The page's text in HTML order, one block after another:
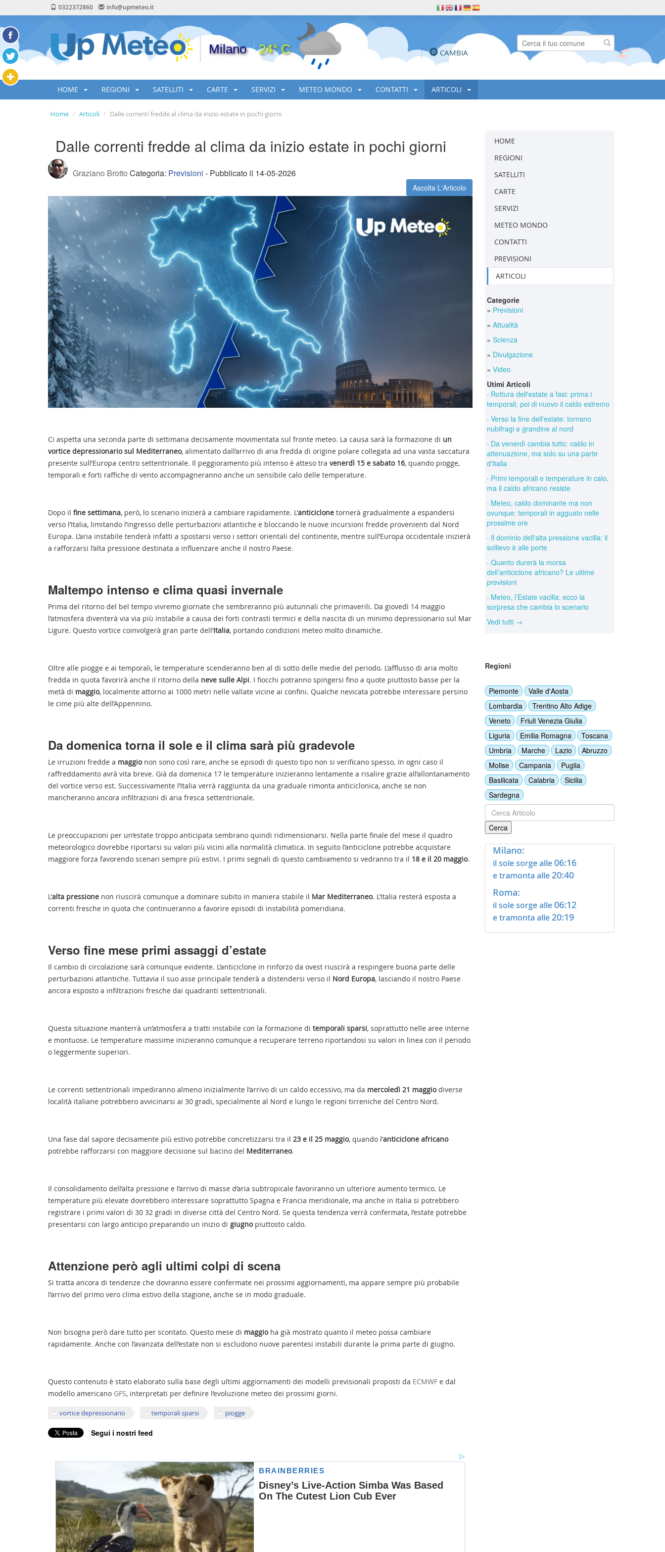
0322372860 info@upmeteo.it
Milano 24° C CAMBIA
HOME REGIONI SATELLITI CARTE SERVIZI METEO MONDO CONTATTI ARTICOLI
Home Articoli Dalle correnti fredde al clima da inizio estate in pochi giorni
HOME
REGIONI
SATELLITI
CARTE
SERVIZI
METEO MONDO
CONTATTI
PREVISIONI
ARTICOLI
Categorie
» Previsioni
» Attualità
» Scienza
» Divulgazione
» Video
Utimi Articoli
· Rottura dell'estate a fasi: prima i
temporali, poi di nuovo il caldo estremo
· Verso la fine dell'estate: tornano
nubifragi e grandine al nord
· Da venerdì cambia tutto: caldo in
attenuazione, ma solo su una parte
d'Italia
· Primi temporali e temperature in calo,
ma il caldo africano resiste
· Meteo, caldo dominante ma non
ovunque: temporali in agguato nelle
prossime ore
· Il dominio dell'alta pressione vacilla: il
sollievo è alle porte
· Quanto durerà la morsa
dell’anticiclone africano? Le ultime
previsioni
· Meteo, l’Estate vacilla: ecco la
sorpresa che cambia lo scenario
Vedi tutti →
Regioni
Piemonte
Valle d'Aosta
Lombardia
Trentino Alto Adige
Veneto
Friuli Venezia Giulia
Liguria
Emilia Romagna
Toscana
Umbria
Marche Lazio
Abruzzo
Molise
Campania
Puglia
Basilicata
Calabria
Sicilia
Sardegna
Milano:
il sole sorge alle06:16
e tramonta alle 20:40
Roma:
il sole sorge alle06:12
e tramonta alle 20:19
Dalle correnti fredde al clima da inizio estate in pochi giorni
Graziano Brotto Categoria: Previsioni - Pubblicato il 14-05-2026
Ascolta L'Articolo
Ci aspetta una seconda parte di settimana decisamente movimentata sul fronte meteo. La causa sarà la formazione di un
vortice depressionario sul Mediterraneo, alimentato dall’arrivo di aria fredda di origine polare collegata ad una vasta saccatura
presente sull’Europa centro settentrionale. Il peggioramento più intenso è atteso tra venerdì 15 e sabato 16, quando piogge,
temporali e forti raffiche di vento accompagneranno anche un sensibile calo delle temperature.
Dopo il fine settimana, però, lo scenario inizierà a cambiare rapidamente. L’anticiclone tornerà gradualmente a espandersi
verso l’Italia, limitando l’ingresso delle perturbazioni atlantiche e bloccando le nuove incursioni fredde provenienti dal Nord
Europa. L’aria instabile tenderà infatti a spostarsi verso i settori orientali del continente, mentre sull’Europa occidentale inizierà
a rafforzarsi l’alta pressione destinata a influenzare anche il nostro Paese.
Maltempo intenso e clima quasi invernale
Prima del ritorno del bel tempo vivremo giornate che sembreranno più autunnali che primaverili. Da giovedì 14 maggio
l’atmosfera diventerà via via più instabile a causa dei forti contrasti termici e della nascita di un minimo depressionario sul Mar
Ligure. Questo vortice coinvolgerà gran parte dell’Italia, portando condizioni meteo molto dinamiche.
Oltre alle piogge e ai temporali, le temperature scenderanno ben al di sotto delle medie del periodo. L’afflusso di aria molto
fredda in quota favorirà anche il ritorno della neve sulle Alpi. I fiocchi potranno spingersi fino a quote piuttosto basse per la
metà di maggio, localmente attorno ai 1000 metri nelle vallate vicine ai confini. Qualche nevicata potrebbe interessare persino
le cime più alte dell’Appennino.
Da domenica torna il sole e il clima sarà più gradevole
Le irruzioni fredde a maggionon sono così rare, anche se episodi di questo tipo non si verificano spesso. In ogni caso il
raffreddamento avrà vita breve. Già da domenica 17 le temperature inizieranno lentamente a risalire grazie all’allontanamento
del vortice verso est. Successivamente l’Italia verrà raggiunta da una graduale rimonta anticiclonica, anche se non
mancheranno ancora infiltrazioni di aria fresca settentrionale.
Le preoccupazioni per un’estate troppo anticipata sembrano quindi ridimensionarsi. Nella parte finale del mese il quadro
meteorologico dovrebbe riportarsi su valori più vicini alla normalità climatica. In seguito l’anticiclone potrebbe acquistare
maggiore forza favorendo scenari sempre più estivi. I primi segnali di questo cambiamento si vedranno tra il 18 e il 20 maggio.
L’alta pressione non riuscirà comunque a dominare subito in maniera stabile il Mar Mediterraneo. L’Italia resterà esposta a
correnti fresche in quota che continueranno a favorire episodi di instabilità pomeridiana.
Verso fine mese primi assaggi d’estate
Il cambio di circolazione sarà comunque evidente. L’anticiclone in rinforzo da ovest riuscirà a respingere buona parte delle
perturbazioni atlantiche. Tuttavia il suo asse principale tenderà a distendersi verso il Nord Europa, lasciando il nostro Paese
ancora esposto a infiltrazioni fresche dai quadranti settentrionali.
Questa situazione manterrà un’atmosfera a tratti instabile con la formazione di temporali sparsi, soprattutto nelle aree interne
e montuose. Le temperature massime inizieranno comunque a recuperare terreno riportandosi su valori in linea con il periodo
o leggermente superiori.
Le correnti settentrionali impediranno almeno inizialmente l’arrivo di un caldo eccessivo, ma da mercoledì 21 maggiodiverse
località italiane potrebbero avvicinarsi ai 30 gradi, specialmente al Nord e lungo le regioni tirreniche del Centro Nord.
Una fase dal sapore decisamente più estivo potrebbe concretizzarsi tra il 23 e il 25 maggio, quando l’anticiclone africano
potrebbe rafforzarsi con maggiore decisione sul bacino del Mediterraneo.
Il consolidamento dell’alta pressione e l’arrivo di masse d’aria subtropicale favoriranno un ulteriore aumento termico. Le
temperature più elevate dovrebbero interessare soprattutto Spagna e Francia meridionale, ma anche in Italia si potrebbero
registrare i primi valori di 30 32 gradi in diverse città del Centro Nord. Se questa tendenza verrà confermata, l’estate potrebbe
presentarsi con largo anticipo preparando un inizio di giugnopiuttosto caldo.
Attenzione però agli ultimi colpi di scena
Si tratta ancora di tendenze che dovranno essere confermate nei prossimi aggiornamenti, ma appare sempre più probabile
l’arrivo del primo vero clima estivo della stagione, anche se in modo graduale.
Non bisogna però dare tutto per scontato. Questo mese di maggioha già mostrato quanto il meteo possa cambiare
rapidamente. Anche con l’avanzata dell’estate non si escludono nuove parentesi instabili durante la prima parte di giugno.
Questo contenuto è stato elaborato sulla base degli ultimi aggiornamenti dei modelli previsionali proposti da ECMWF e dal
modello americano GFS, interpretati per definire l’evoluzione meteo dei prossimi giorni.
vortice depressionario temporali sparsi piogge
Segui i nostri feed